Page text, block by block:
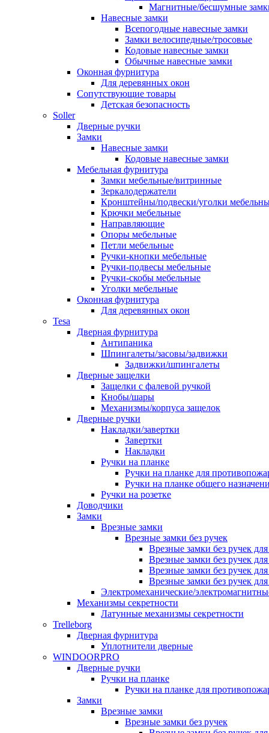
Магнитные/бесшумные
Навесные замки
Всепогодные навесные замки
Замки велосипедные/тросовые
Кодовые навесные замки
Обычные навесные замки
Оконная фурнитура
Для деревянных окон
Сопутствующие товары
Детская безопасность
Soller
Дверные ручки
Замки
Навесные замки
Кодовые навесные замки
Мебельная фурнитура
Замки мебельные/витринные
Зеркалодержатели
Кронштейны/подвески/уголки
Крючки мебельные
Направляющие
Опоры мебельные
Петли мебельные
Ручки-кнопки мебельные
Ручки-подвесы мебельные
Ручки-скобы мебельные
Уголки мебельные
Оконная фурнитура
Для деревянных окон
Tesa
Дверная фурнитура
Антипаника
Шпингалеты/засовы/задвижки
Задвижки/шпингалеты
Дверные защелки
Защелки с фалевой ручкой
Кнобы/шары
Механизмы/корпуса защелок
Дверные ручки
Накладки/завертки
Завертки
Накладки
Ручки на планке
Ручки на планке для
Ручки на планке общего
Ручки на розетке
Доводчики
Замки
Врезные замки
Врезные замки без ручек
Врезные замки без ручек
Врезные замки без ручек
Врезные замки без ручек
Врезные замки без ручек
Электромеханические/
Механизмы секретности
Латунные механизмы секретности
Trelleborg
Дверная фурнитура
Уплотнители дверные
WINDOORPRO
Дверные ручки
Ручки на планке
Ручки на планке для
Замки
Врезные замки
Врезные замки без ручек